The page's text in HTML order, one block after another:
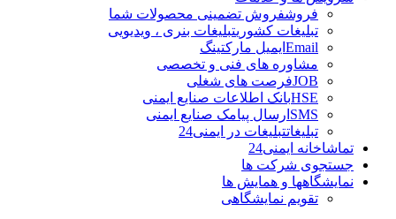
فروشفروش تضمینی محصولات شما
تبلیغات کشوریتبلیغات بنری ، ویدیویی
Email ایمیل مارکتینگ
مشاوره های فنی و تخصصی
JOBفرصت های شغلی
HSEبانک اطلاعات صنایع ایمنی
SMS ارسال پیامک صنایع ایمنی
تبلیغاتتبلیغات در ایمنی24
تماشاخانه ایمنی24
جستجوی شرکت ها
نمایشگاهها و همایش ها
تقویم نمایشگاهی